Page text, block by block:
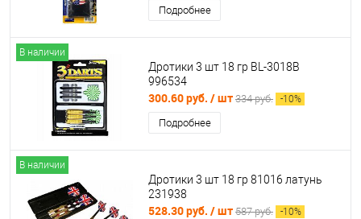
Подробнее
В наличии
Дротики 3 шт 18 гр BL-3018B
996534
300.60 руб. / шт 334 руб. -10%
Подробнее
В наличии
Дротики 3 шт 18 гр 81016 латунь
231938
528.30 руб. / шт 587 руб. -10%